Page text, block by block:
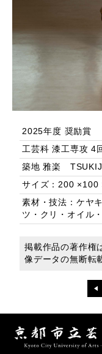
2025年度 奨励賞
工芸科 漆工専攻 4
築地 雅楽
サイズ：200 ×100
素材・技法：ケヤ
ツ・クリ・オイル
掲載作品の著作権
像データの無断転